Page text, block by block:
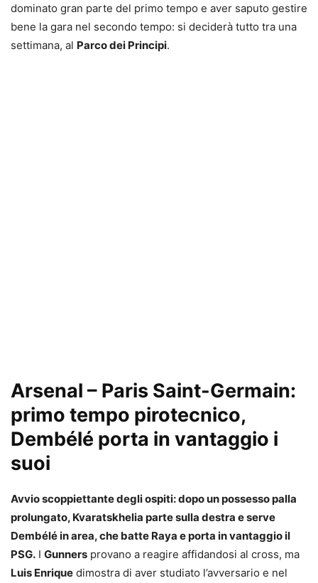
dominato gran parte del primo tempo e aver saputo gestire
bene la gara nel secondo tempo: si deciderà tutto tra una
settimana, al Parco dei Principi.
Arsenal – Paris Saint-Germain:
primo tempo pirotecnico,
Dembélé porta in vantaggio i
suoi
Avvio scoppiettante degli ospiti: dopo un possesso palla
prolungato, Kvaratskhelia parte sulla destra e serve
Dembélé in area, che batte Raya e porta in vantaggio il
PSG. I Gunners provano a reagire affidandosi al cross, ma
Luis Enrique dimostra di aver studiato l’avversario e nel